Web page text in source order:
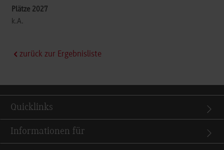
k.A.
zurück zur Ergebnisliste
Quicklinks
Informationen für